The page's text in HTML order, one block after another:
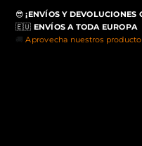
contenido
😎 ¡ENVÍOS Y
🇪🇺 ENVÍOS A TODA EUROPA
🚚Aprovecha nuestros